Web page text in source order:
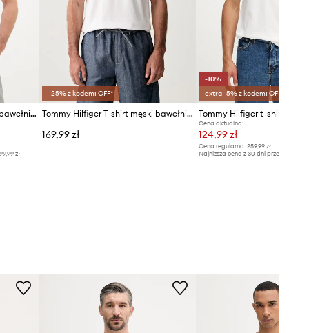
Tommy Hilfiger T-shirt męski bawełniany
zł
-25% z kodem: OFF*
Tommy Hilfiger T-shirt męski bawełniany
169,99 zł
-10%
extra -5% z kodem: OFF*
Cena aktualna:
124,99 zł
Cena regularna: 259,99 zł
Najniższa cena z 30 dni przed obniżką: